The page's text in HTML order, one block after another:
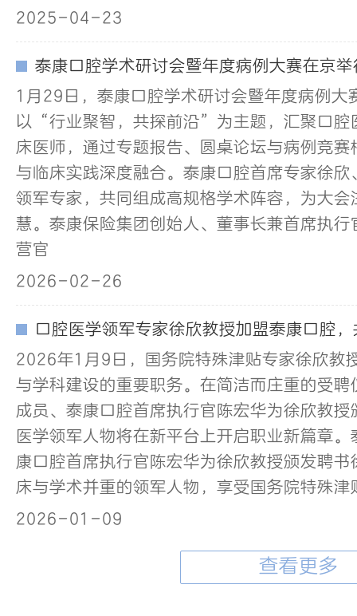
2025-04-23
泰康口腔学术研讨会暨年度病例大赛在京举
1月29日，泰康口腔学术研讨会暨年度病例大
以“行业聚智，共探前沿”为主题，汇聚口腔
床医师，通过专题报告、圆桌论坛与病例竞
与临床实践深度融合。泰康口腔首席专家徐
领军专家，共同组成高规格学术阵容，为大
慧。泰康保险集团创始人、董事长兼首席执
营官
2026-02-26
口腔医学领军专家徐欣教授加盟泰康口腔
2026年1月9日，国务院特殊津贴专家徐欣教
与学科建设的重要职务。在简洁而庄重的受
成员、泰康口腔首席执行官陈宏华为徐欣教
医学领军人物将在新平台上开启职业新篇章
康口腔首席执行官陈宏华为徐欣教授颁发聘
床与学术并重的领军人物，享受国务院特殊
2026-01-09
查看更多